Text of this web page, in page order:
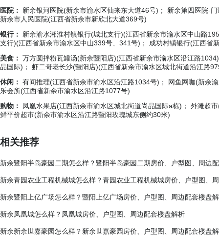
医院：
新余银河医院(新余市渝水区仙来东大道46号)； 新余第四医院-
新余市人民医院(江西省新余市新欣北大道369号)
银行：
新余渝水湘淮村镇银行(城北支行)(江西省新余市渝水区中山路
支行)(江西省新余市渝水区中山339号、341号)； 成功村镇银行(江西省
美食： 万方圆拌粉瓦罐汤(新余暨阳店)(江西省新余市渝水区沿江路
品国际)； 虾二哥老长沙(暨阳店)(江西省新余市渝水区城北街道沿江路
休闲： 有间推理(江西省新余市渝水区沿江路1034号)； 网鱼网咖(新余
乐会所(江西省新余市渝水区沿江路1077号)
购物：
凤凰水果店(江西新余市渝水区城北街道尚品国际a栋)； 外滩超
鲜平价超市(新余市渝水区沿江路暨阳玫瑰城东侧约30米)
相关推荐
新余暨阳半岛豪园二期怎么样？暨阳半岛豪园二期房价、户型图、周边
新余青园农业工程机械城怎么样？青园农业工程机械城房价、户型图、
新余暨阳上亿广场怎么样？暨阳上亿广场房价、户型图、周边配套楼盘
新余凤凰城怎么样？凤凰城房价、户型图、周边配套楼盘解析
新余新余世嘉豪园怎么样？新余世嘉豪园房价、户型图、周边配套楼盘